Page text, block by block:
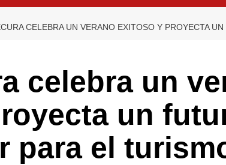
CELEBRA UN VERANO EXITOSO Y PROYECTA
celebra un
un
para el